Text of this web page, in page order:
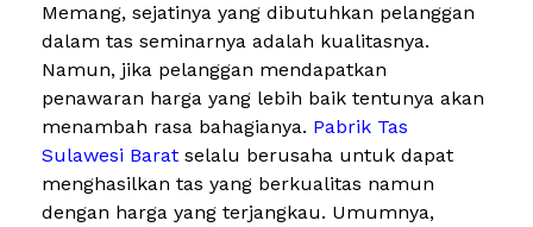
Memang, sejatinya yang dibutuhkan pelanggan
dalam tas seminarnya adalah kualitasnya.
Namun, jika pelanggan mendapatkan
penawaran harga yang lebih baik tentunya akan
menambah rasa bahagianya. Pabrik Tas
Sulawesi Barat selalu berusaha untuk dapat
menghasilkan tas yang berkualitas namun
dengan harga yang terjangkau. Umumnya,